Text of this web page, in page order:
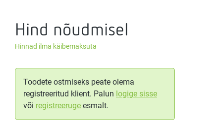
Hind nõudmisel
Hinnad ilma käibemaksuta
Toodete ostmiseks peate olema
registreeritud klient. Palun logige sisse
või registreeruge esmalt.